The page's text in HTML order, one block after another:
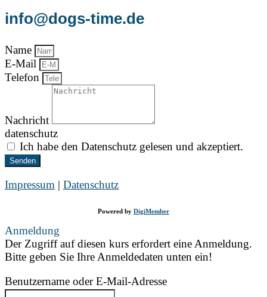
info@dogs-time.de
Name
E-Mail
Telefon
Nachricht
datenschutz
Ich habe den Datenschutz gelesen und akzeptiert.
Senden
Impressum | Datenschutz
Powered by DigiMember
Anmeldung
Der Zugriff auf diesen kurs erfordert eine Anmeldung.
Bitte geben Sie Ihre Anmeldedaten unten ein!
Benutzername oder E-Mail-Adresse